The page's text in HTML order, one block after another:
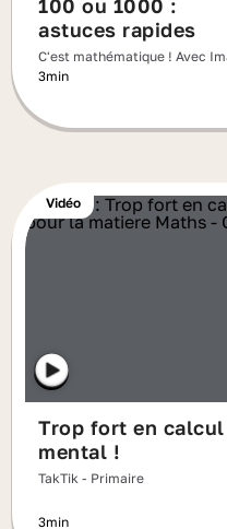
100 ou 1000 :
astuces rapides
C'est mathématique ! Avec
3min
Vidéo
Trop fort en calcul
mental !
TakTik - Primaire
3min